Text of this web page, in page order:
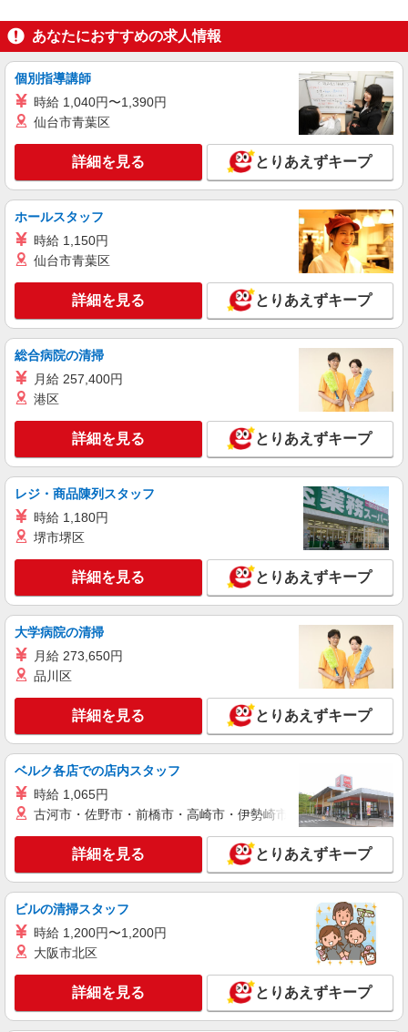
キープ
派遣社員
株式会社kotrio /●SD-H-1894376
福島市＊医療現場を支える看護助手＊嬉しい高
時給1450円〜2062円 ＜日払い有/週払い有/交
通費全支給(ガソリン代含む)＞
福島市 最寄り駅：福島
キープ 詳細を見る
派遣社員
株式会社kotrio /●SD-H-2066382
＜福島市＞元気も、プライベートも諦めない＊
週3〜OK/看護助手
時給1350円〜2062円 ＜日払い有/週払い有/交
キープ 詳細を見る
株式会社kotrio /●SD-H-1975107
福島市｜看護師さんのサポートスタッフ募集♪
時給1350円〜2062円 ＜日払い有/週払い有/交
通費全支給(ガソリン代含む)＞
福島市内 最寄り駅：福島
詳細を見る
派遣社員
福島市のサ高住＊シフト融通が利くため子育て
世代から大人気♪
時給2000円〜2500円 ＜日払い有/週払い有/交
通費全支給(ガソリン代含む)＞
キープ 詳細を見る
派遣社員
株式会社kotrio /●SD-H-2066764
≪福島市≫未経験・無資格から看護助手へ挑
戦！シフト相談OK♪
時給1350円〜2062円 ＜日払い有/週払い有/交
通費全支給(ガソリン代含む)＞
福島市 最寄り駅：福島
あなたにおすすめの求人情報
個別指導講師
時給 1,040円〜1,390円
仙台市青葉区
詳細を見る とりあえずキープ
ホールスタッフ
時給 1,150円
仙台市青葉区
詳細を見る とりあえずキープ
総合病院の清掃
月給 257,400円
港区
詳細を見る とりあえずキープ
レジ・商品陳列スタッフ
時給 1,180円
堺市堺区
詳細を見る とりあえずキープ
大学病院の清掃
月給 273,650円
品川区
詳細を見る とりあえずキープ
ベルク各店での店内スタッフ
時給 1,065円
古河市・佐野市・前橋市・高崎市・伊勢崎市・太田市・館林市
詳細を見る とりあえずキープ
ビルの清掃スタッフ
時給 1,200円〜1,200円
大阪市北区
詳細を見る とりあえずキープ